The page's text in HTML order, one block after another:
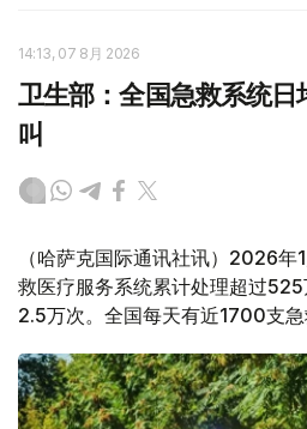
14:13, 07 8月 2026
卫生部：全国急救系统日
叫
（哈萨克国际通讯社讯）2026
救医疗服务系统累计处理超过
2.5万次。全国每天有近1700支急